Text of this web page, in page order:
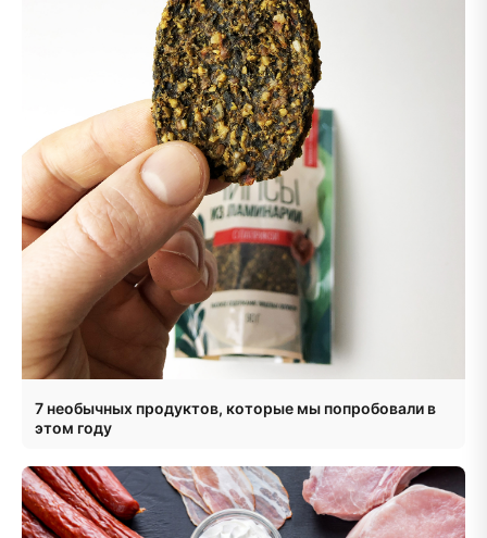
7 необычных продуктов, которые мы попробовали в
этом году